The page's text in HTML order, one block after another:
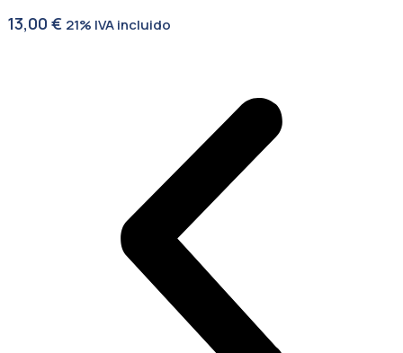
13,00 € 21% IVA incluido